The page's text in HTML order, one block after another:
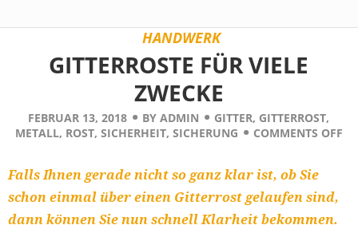
HANDWERK
GITTERROSTE FÜR VIELE
ZWECKE
FEBRUAR 13, 2018 BYADMIN GITTER, GITTERROST,
METALL, ROST, SICHERHEIT, SICHERUNG COMMENTS OFF
Falls Ihnen gerade nicht so ganz klar ist, ob Sie
schon einmal über einen Gitterrost gelaufen sind,
dann können Sie nun schnell Klarheit bekommen.